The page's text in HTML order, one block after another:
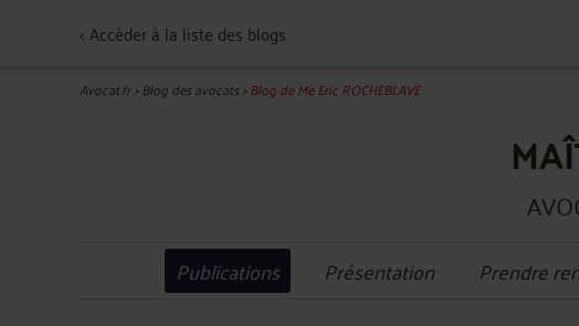
<Accéder à la liste des blogs
Avocat.fr>Blog des avocats>Blog de Me Eric ROCHEBLAVE
Publications Présentation Prendre